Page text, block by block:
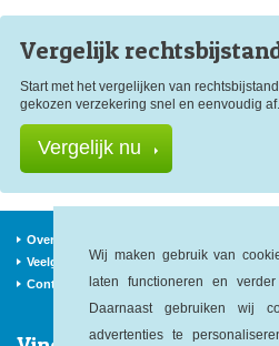
Wij maken gebruik van
laten functioneren en
Daarnaast gebruiken wij
advertenties te
Vergelijk
Start met het vergelijken van
gekozen verzekering snel en eenvoudig af.
Vergelijk nu
Over ons
Veelgestelde vragen
Begrippen
Contact